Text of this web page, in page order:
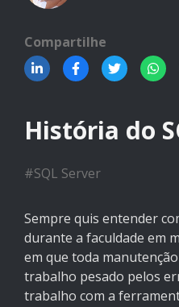
Compartilhe
História do
#SQL Server
Sempre quis entender
durante a faculdade em
em que toda
trabalho pesado pelos
trabalho com a